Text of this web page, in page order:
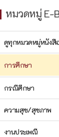
หมวดหมู่ E-
ดูทุกหมวดหมู่หนังสื
การศึกษา
กรณีศึกษา
ความสุข/สุขภาพ
งานประเพณี